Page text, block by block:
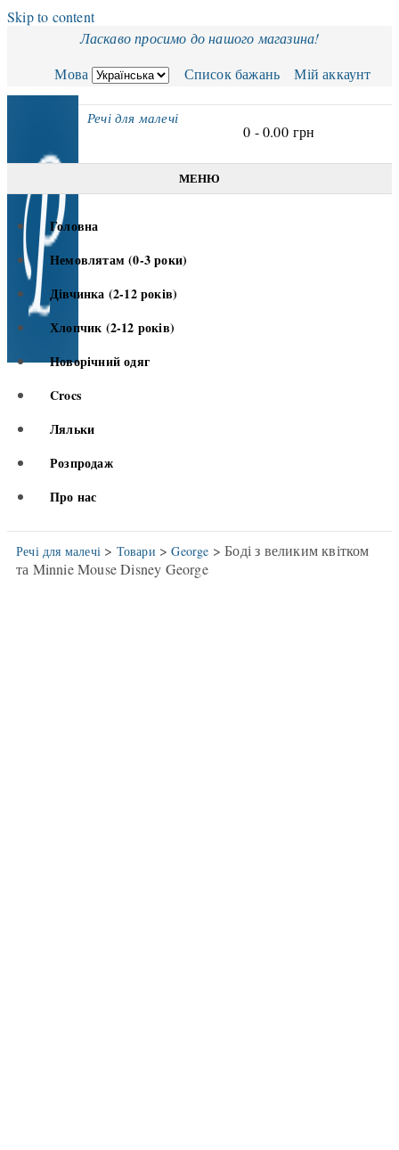
Skip to content
Ласкаво просимо до нашого магазина!
Мова
Список бажань Мій аккаунт
Речі для малечі
0 -0.00 грн
МЕНЮ
Головна
Немовлятам (0-3 роки)
Дівчинка (2-12 років)
Хлопчик (2-12 років)
Новорічний одяг
Crocs
Ляльки
Розпродаж
Про нас
Речі для малечі > Товари >George > Боді з великим квітком
та Minnie Mouse Disney George